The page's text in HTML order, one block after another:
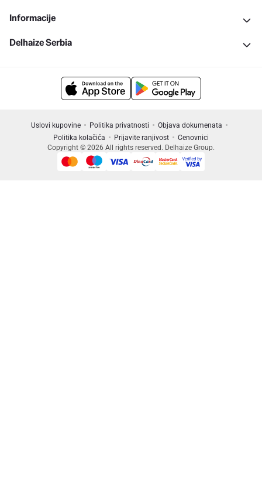
Informacije
Delhaize Serbia
Uslovi kupovine Politika privatnosti
Objava dokumenata
Politika kolačića
Prijavite ranjivost
Cenovnici
Copyright © 2026 All rights reserved. Delhaize Group.